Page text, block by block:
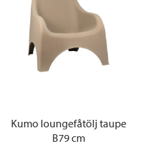
Kumo loungefåtölj taupe
B79 cm